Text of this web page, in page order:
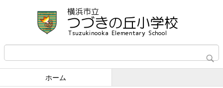
ホーム